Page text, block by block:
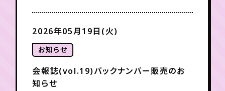
2026年05月19日(火)
お知らせ
会報誌(vol.19)バックナンバー販売のお
知らせ